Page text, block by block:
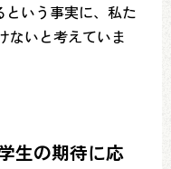
という事実に、私た
ないと考えていま
生の期待に応